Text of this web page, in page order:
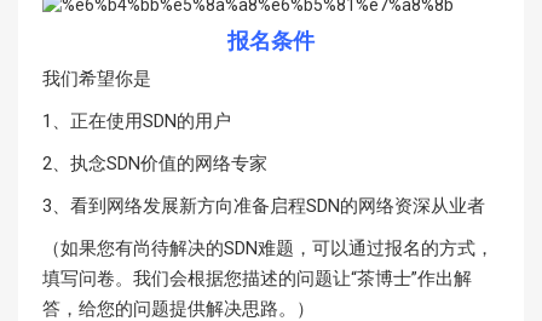
报名条件
我们希望你是
1、正在使用SDN的用户
2、执念SDN价值的网络专家
3、看到网络发展新方向准备启程SDN的网络资深从业者
（如果您有尚待解决的SDN难题，可以通过报名的方式，
填写问卷。我们会根据您描述的问题让“茶博士”作出解
答，给您的问题提供解决思路。）